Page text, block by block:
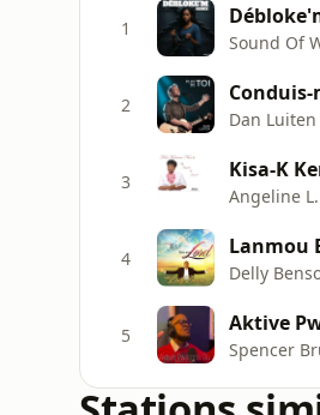
1
Sound Of
2 Conduis-
Dan Luiten
3 Kisa-K
Angeline
4 Lanmou
Delly
5 Aktive
Spencer